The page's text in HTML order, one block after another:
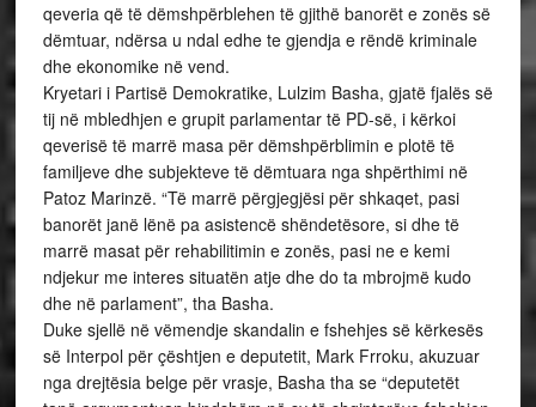
qeveria që të dëmshpërblehen të gjithë banorët e zonës së
dëmtuar, ndërsa u ndal edhe te gjendja e rëndë kriminale
dhe ekonomike në vend.
Kryetari i Partisë Demokratike, Lulzim Basha, gjatë fjalës së
tij në mbledhjen e grupit parlamentar të PD-së, i kërkoi
qeverisë të marrë masa për dëmshpërblimin e plotë të
familjeve dhe subjekteve të dëmtuara nga shpërthimi në
Patoz Marinzë. “Të marrë përgjegjësi për shkaqet, pasi
banorët janë lënë pa asistencë shëndetësore, si dhe të
marrë masat për rehabilitimin e zonës, pasi ne e kemi
ndjekur me interes situatën atje dhe do ta mbrojmë kudo
dhe në parlament”, tha Basha.
Duke sjellë në vëmendje skandalin e fshehjes së kërkesës
së Interpol për çështjen e deputetit, Mark Frroku, akuzuar
nga drejtësia belge për vrasje, Basha tha se “deputetët